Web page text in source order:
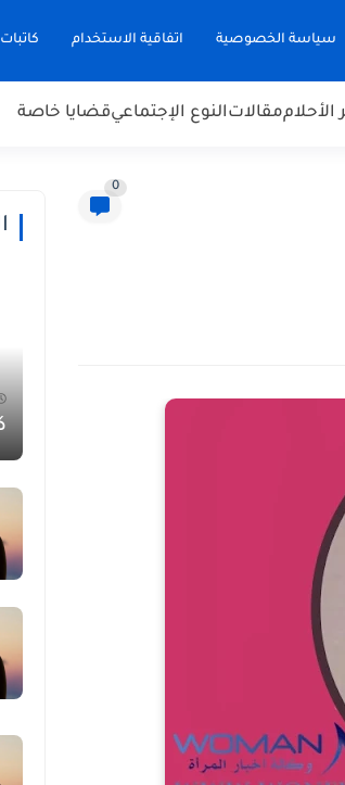
سياسة الخصوصية اتفاقية الاستخدام
مقالاتالنوع الإجتماعيقضايا خاصة
0